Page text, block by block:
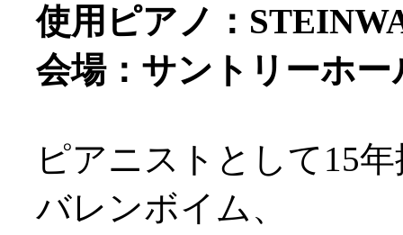
使用ピアノ：
会場：サントリーホー
ピアニストとして15
バレンボイム、